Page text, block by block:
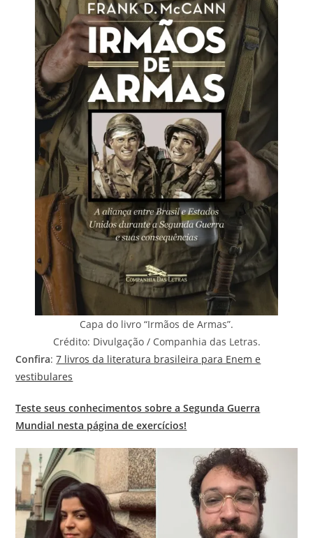
Capa do livro “Irmãos de Armas”.
Crédito: Divulgação / Companhia das Letras.
Confira:7 livros da literatura brasileira para Enem e
vestibulares
Teste seus conhecimentos sobre a Segunda Guerra
Mundial nesta página de exercícios!